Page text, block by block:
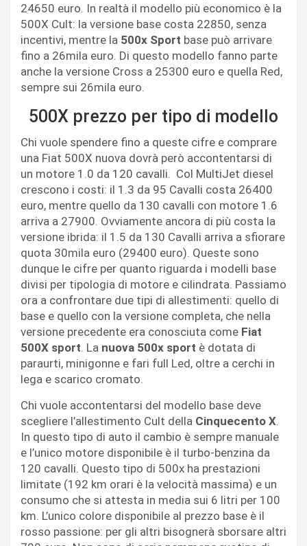
24650 euro. In realtà il modello più economico è la
500X Cult: la versione base costa 22850, senza
incentivi, mentre la 500x Sport base può arrivare
fino a 26mila euro. Di questo modello fanno parte
anche la versione Cross a 25300 euro e quella Red,
sempre sui 26mila euro.
500X prezzo per tipo di modello
Chi vuole spendere fino a queste cifre e comprare
una Fiat 500X nuova dovrà però accontentarsi di
un motore 1.0 da 120 cavalli. Col MultiJet diesel
crescono i costi: il 1.3 da 95 Cavalli costa 26400
euro, mentre quello da 130 cavalli con motore 1.6
arriva a 27900. Ovviamente ancora di più costa la
versione ibrida: il 1.5 da 130 Cavalli arriva a sfiorare
quota 30mila euro (29400 euro). Queste sono
dunque le cifre per quanto riguarda i modelli base
divisi per tipologia di motore e cilindrata. Passiamo
ora a confrontare due tipi di allestimenti: quello di
base e quello con la versione completa, che nella
versione precedente era conosciuta come Fiat
500X sport. La nuova 500x sport è dotata di
paraurti, minigonne e fari full Led, oltre a cerchi in
lega e scarico cromato.
Chi vuole accontentarsi del modello base deve
scegliere l’allestimento Cult della Cinquecento X.
In questo tipo di auto il cambio è sempre manuale
e l’unico motore disponibile è il turbo-benzina da
120 cavalli. Questo tipo di 500x ha prestazioni
limitate (192 km orari è la velocità massima) e un
consumo che si attesta in media sui 6 litri per 100
km. L’unico colore disponibile al prezzo base è il
rosso passione: per gli altri bisognerà sborsare altri